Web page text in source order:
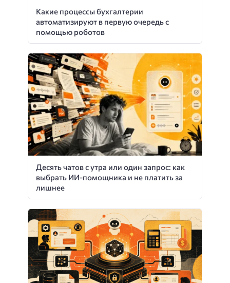
Какие процессы бухгалтерии
автоматизируют в первую очередь с
помощью роботов
Десять чатов с утра или один запрос: как
выбрать ИИ-помощника и не платить за
лишнее